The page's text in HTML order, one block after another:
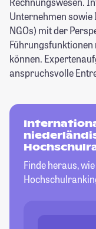
Unternehmen
NGOs) mit der
können.
anspruchsvolle
Finde heraus,